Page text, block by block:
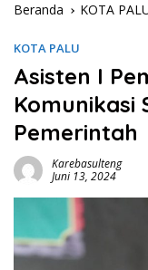
Beranda KOTA
KOTA PALU
Asisten I
Komunikasi
Pemerintah
Karebasulteng
Juni 13, 2024